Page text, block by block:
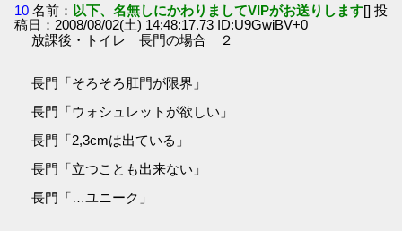
10 名前： 以下、名無しにかわりましてVIPがお送りします[] 投
稿日：2008/08/02(土) 14:48:17.73 ID:U9GwiBV+0
放課後・トイレ 長門の場合 ２
長門「そろそろ肛門が限界」
長門「ウォシュレットが欲しい」
長門「2,3cmは出ている」
長門「立つことも出来ない」
長門「…ユニーク」